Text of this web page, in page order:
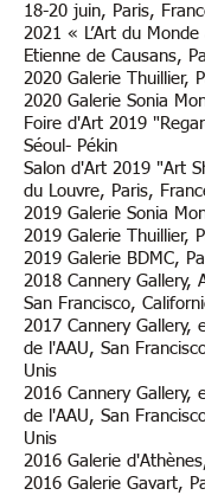
18-20 juin, Paris,
2021 « L’Art du
Etienne de Causans,
2020 Galerie Thuillier,
2020 Galerie Sonia
Foire d'Art 2019
Séoul- Pékin
Salon d'Art 2019 "Art
du Louvre, Paris,
2019 Galerie Sonia
2019 Galerie Thuillier,
2019 Galerie BDMC,
2018 Cannery Gallery,
San Francisco,
2017 Cannery Gallery,
de l'AAU, San
Unis
2016 Cannery Gallery,
de l'AAU, San
Unis
2016 Galerie
2016 Galerie Gavart,